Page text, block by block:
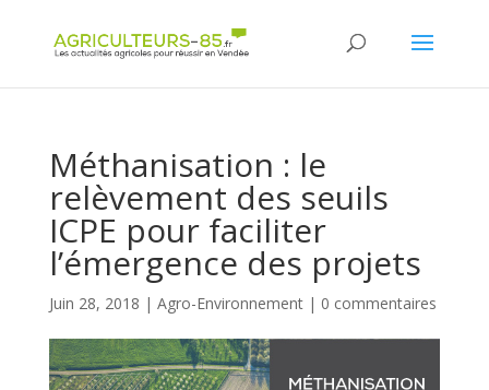
Méthanisation : le
relèvement des seuils
ICPE pour faciliter
l’émergence des projets
Juin 28, 2018 | Agro-Environnement| 0 commentaires